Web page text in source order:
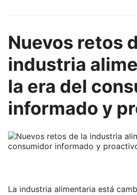
Cursos
Executive Education
Internacional
Campus Virtual
Nuevos retos
industria
la era del
informado y
La industria alimentaria está